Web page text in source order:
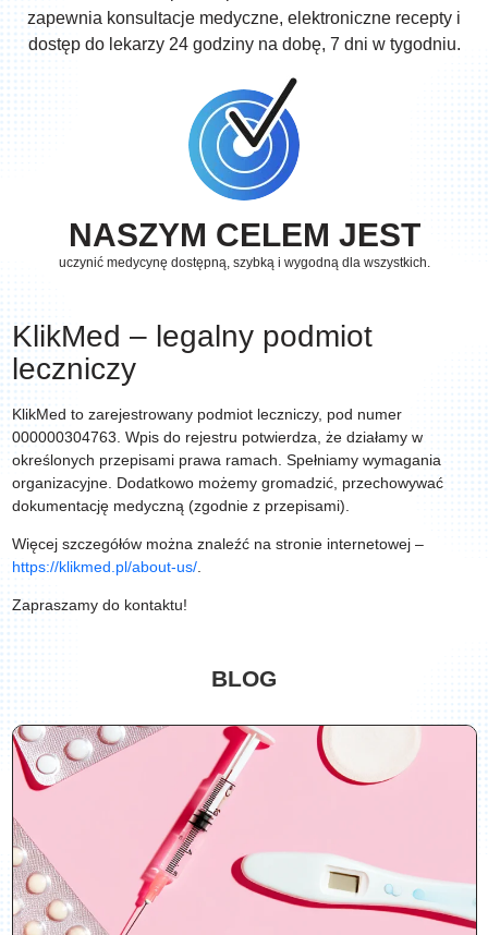
zapewnia konsultacje medyczne, elektroniczne recepty i
dostęp do lekarzy 24 godziny na dobę, 7 dni w tygodniu.
NASZYM CELEM JEST
uczynić medycynę dostępną, szybką i wygodną dla wszystkich.
KlikMed – legalny podmiot
leczniczy
KlikMed to zarejestrowany podmiot leczniczy, pod numer
000000304763. Wpis do rejestru potwierdza, że działamy w
określonych przepisami prawa ramach. Spełniamy wymagania
organizacyjne. Dodatkowo możemy gromadzić, przechowywać
dokumentację medyczną (zgodnie z przepisami).
Więcej szczegółów można znaleźć na stronie internetowej –
https://klikmed.pl/about-us/.
Zapraszamy do kontaktu!
BLOG